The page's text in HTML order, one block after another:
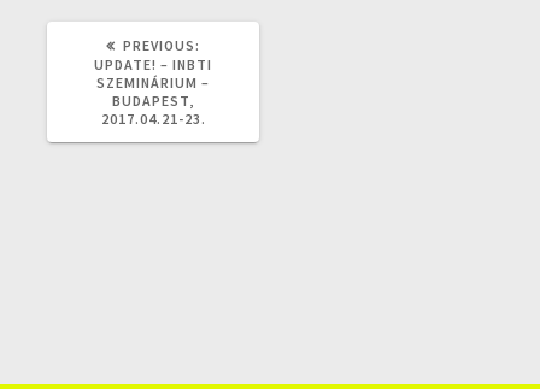
PREVIOUS:
POST:
UPDATE! – INBTI
SZEMINÁRIUM –
BUDAPEST,
2017.04.21-23.